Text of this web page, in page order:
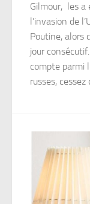
Gilmour, les a
l’invasion de
Poutine, alors
jour
compte parmi
russes, cessez